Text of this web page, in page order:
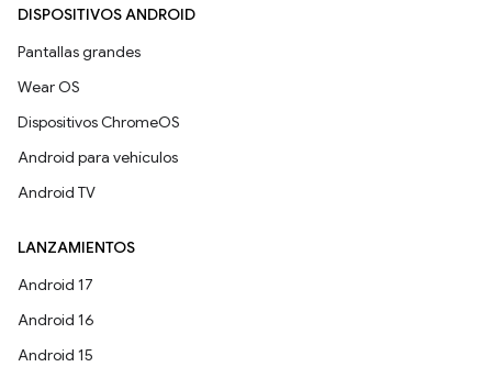
DISPOSITIVOS ANDROID
Pantallas grandes
Wear OS
Dispositivos ChromeOS
Android para vehículos
Android TV
LANZAMIENTOS
Android 17
Android 16
Android 15